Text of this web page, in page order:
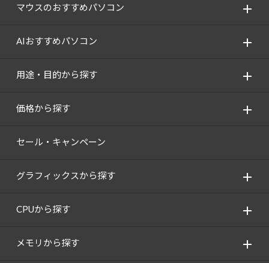
マウスのおすすめパソコン
AIおすすめパソコン
用途・目的から探す
価格から探す
セール・キャンペーン
グラフィックスから探す
CPUから探す
メモリから探す